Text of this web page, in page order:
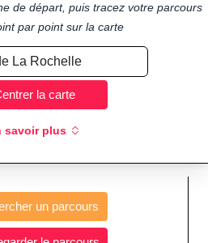
de départ, puis tracez votre parcours
par point sur la carte
la carte
savoir plus
un parcours